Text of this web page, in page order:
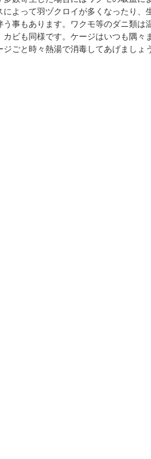
によって羽ヅクロイが多くなったり、
う事もあります。ワクモ等のダニ類は
カビも同様です。ケージはいつも隅々
ジごと時々熱湯で消毒してあげましょ